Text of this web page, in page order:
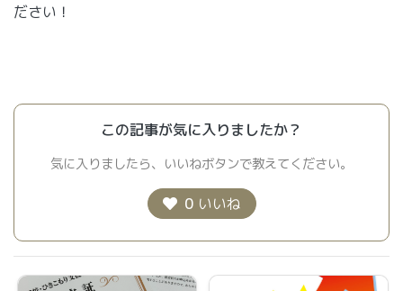
ださい！
この記事が気に入りましたか？
気に入りましたら、いいねボタンで教えてください。
0 いいね